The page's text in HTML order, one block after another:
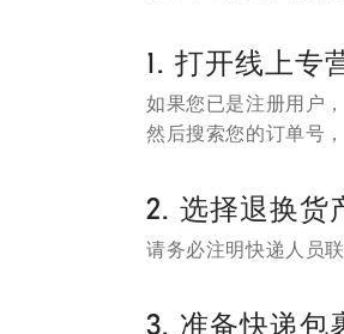
1. 打开线上专
如果您已是注册用户
然后搜索您的订单号
2. 选择退换货
请务必注明快递人员
3. 准备快递包